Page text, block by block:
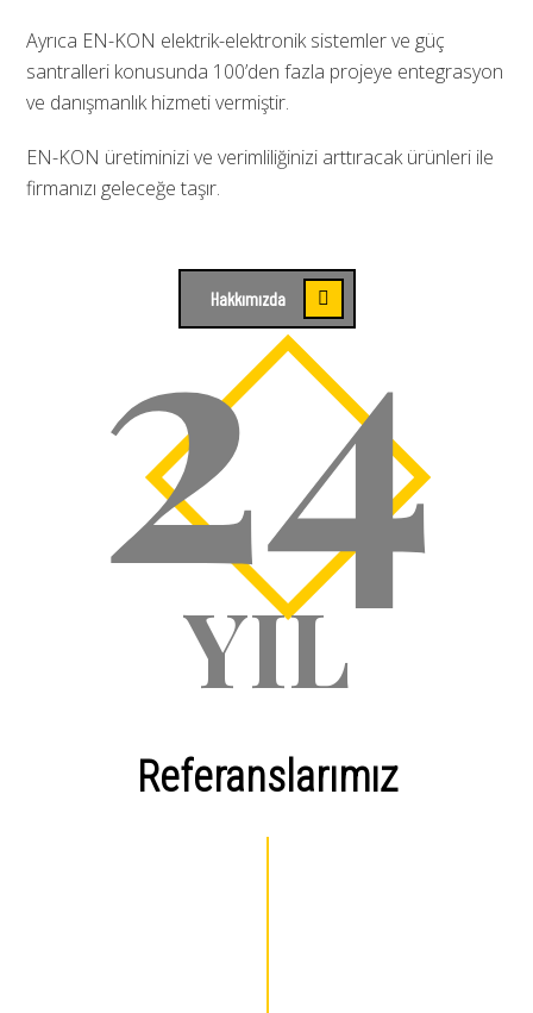
Ayrıca EN-KON elektrik-elektronik sistemler ve güç
santralleri konusunda 100’den fazla projeye entegrasyon
ve danışmanlık hizmeti vermiştir.
EN-KON üretiminizi ve verimliliğinizi arttıracak ürünleri ile
firmanızı geleceğe taşır.
Hakkımızda
24
YIL
Referanslarımız